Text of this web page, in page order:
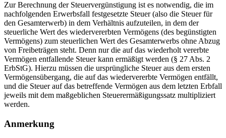
Zur Berechnung der Steuervergünstigung ist es notwendig, die im
nachfolgenden Erwerbsfall festgesetzte Steuer (also die Steuer für
den Gesamterwerb) in dem Verhältnis aufzuteilen, in dem der
steuerliche Wert des wiedervererbten Vermögens (des begünstigten
Vermögens) zum steuerlichen Wert des Gesamterwerbs ohne Abzug
von Freibeträgen steht. Denn nur die auf das wiederholt vererbte
Vermögen entfallende Steuer kann ermäßigt werden (§ 27 Abs. 2
ErbStG). Hierzu müssen die ursprüngliche Steuer aus dem ersten
Vermögensübergang, die auf das wiedervererbte Vermögen entfällt,
und die Steuer auf das betreffende Vermögen aus dem letzten Erbfall
jeweils mit dem maßgeblichen Steuerermäßigungssatz multipliziert
werden.
Anmerkung